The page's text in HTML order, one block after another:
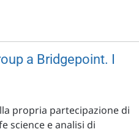
a Bridgepoint. I
propria partecipazione di
science e analisi di